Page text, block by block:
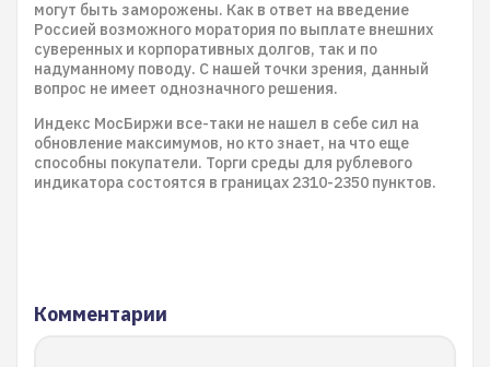
могут быть заморожены. Как в ответ на введение
Россией возможного моратория по выплате внешних
суверенных и корпоративных долгов, так и по
надуманному поводу. С нашей точки зрения, данный
вопрос не имеет однозначного решения.
Индекс МосБиржи все-таки не нашел в себе сил на
обновление максимумов, но кто знает, на что еще
способны покупатели. Торги среды для рублевого
индикатора состоятся в границах 2310-2350 пунктов.
Комментарии